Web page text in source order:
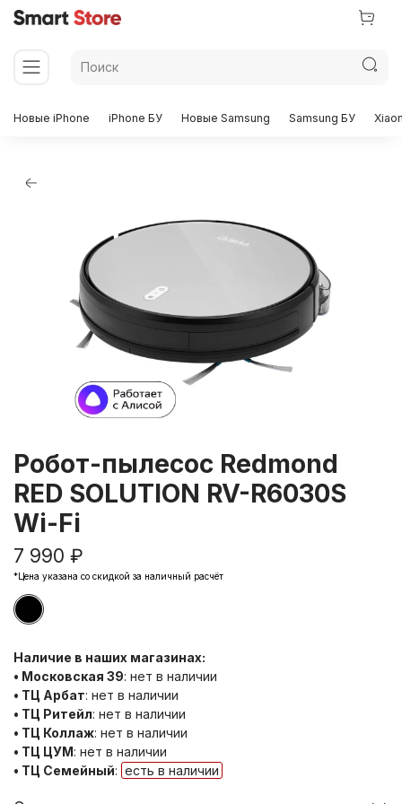
Новые iPhone iPhone БУ Новые Samsung Samsung БУ
Робот-пылесос Redmond
RED SOLUTION RV-R6030S
Wi-Fi
7 990 ₽
*Цена указана со скидкой за наличный расчёт
Наличие в наших магазинах:
• Московская 39: нет в наличии
• ТЦ Арбат: нет в наличии
• ТЦ Ритейл: нет в наличии
• ТЦ Коллаж: нет в наличии
• ТЦ ЦУМ: нет в наличии
• ТЦ Семейный: есть в наличии